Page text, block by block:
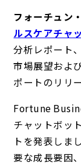
フォーチュン
ルスケアチャ
分析レポート
市場展望およ
ポートのリリ
Fortune
チャットボッ
トを発表しま
要な成長要因